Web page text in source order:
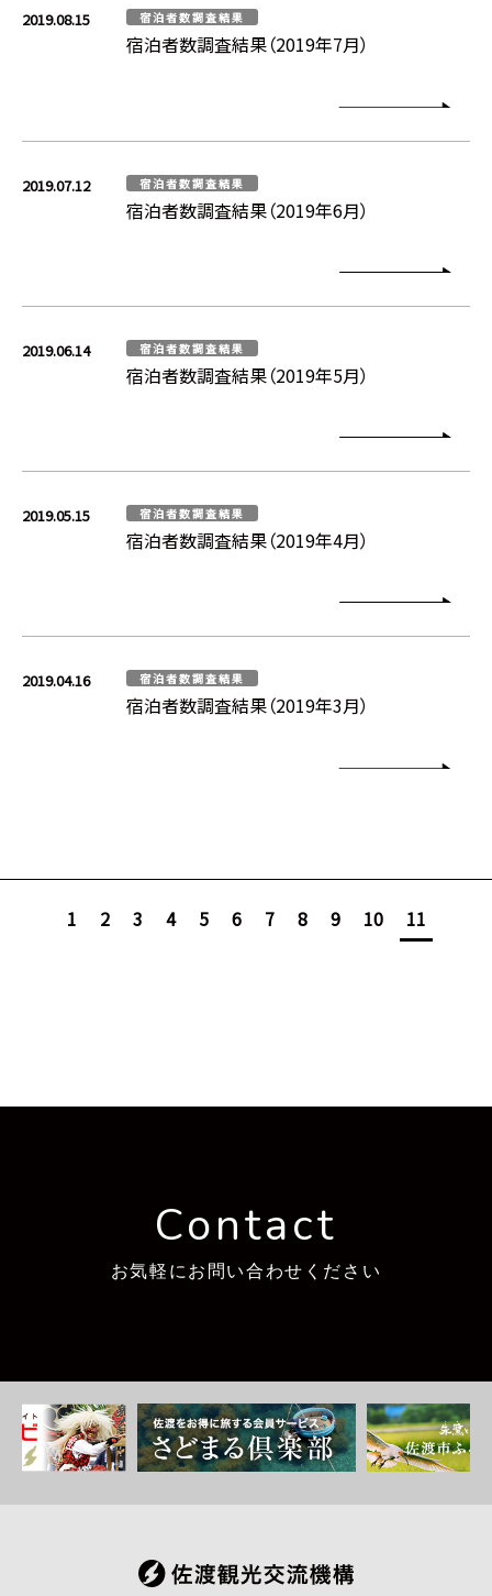
2019.08.15 宿泊者数調査結果
宿泊者数調査結果（2019年7月）
2019.07.12 宿泊者数調査結果
宿泊者数調査結果（2019年6月）
2019.06.14 宿泊者数調査結果
宿泊者数調査結果（2019年5月）
2019.05.15 宿泊者数調査結果
宿泊者数調査結果（2019年4月）
2019.04.16 宿泊者数調査結果
宿泊者数調査結果（2019年3月）
1 2 3 4 5 6 7 8 9 10 11
Contact
お気軽にお問い合わせください